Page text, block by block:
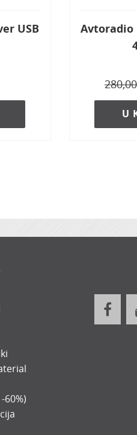
USB
Avtoradio
U
60%)